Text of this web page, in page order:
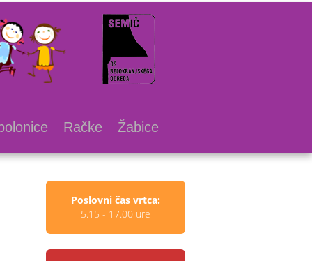
Račke Žabice
Poslovni čas vrtca:
5.15 - 17.00 ure